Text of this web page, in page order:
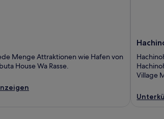
Menge Attraktionen wie Hafen von
House Wa Rasse.
Village